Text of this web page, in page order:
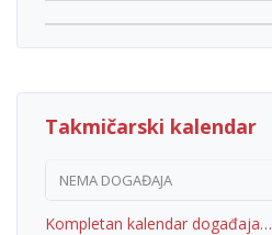
Takmičarski kalendar
NEMA DOGAĐAJA
Kompletan kalendar događaja…